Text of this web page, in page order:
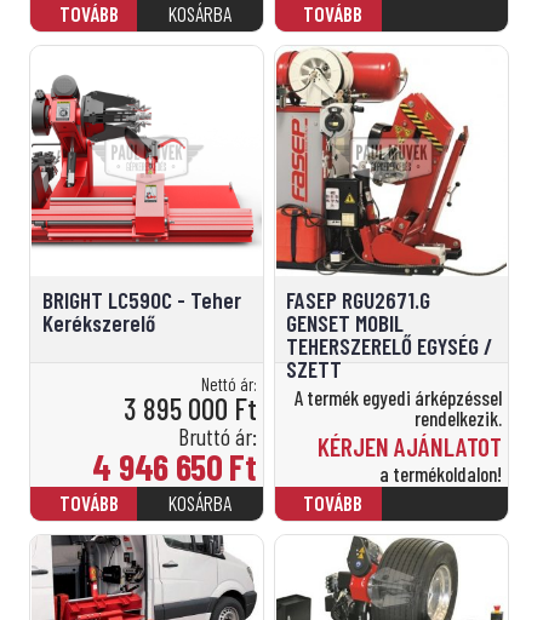
BRIGHT LC590C - Teher
Kerékszerelő
Nettó ár:
3 895 000 Ft
Bruttó ár:
4 946 650Ft
FASEP RGU2671.G
GENSET MOBIL
TEHERSZERELŐ EGYSÉG /
SZETT
A termék egyedi árképzéssel
rendelkezik.
KÉRJEN AJÁNLATOT
a termékoldalon!